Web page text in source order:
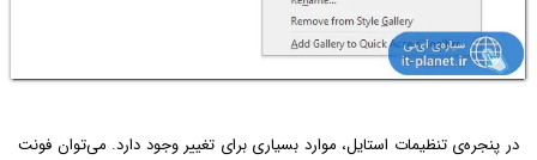
در پنجره‌ی تنظیمات استایل، موارد بسیاری برای تغییر وجود دارد. می‌توان فونت